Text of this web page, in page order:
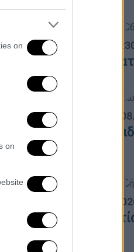
on
on
Δελτίο...|06.08.2026
Δελτίο στην
ΑΘΛΗΤΙΚΟ ΔΕΛΤΙΟ
Αθλητικό δελτίο
06/08/2026
Μεσημεριανό
05/08/2026